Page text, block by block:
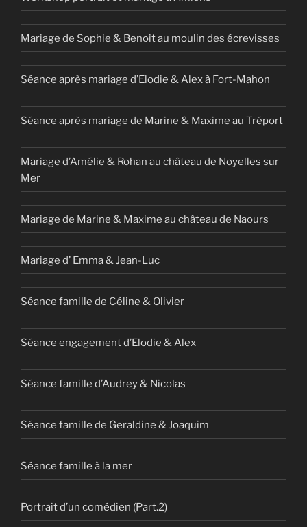
Mariage de Sophie & Benoit au moulin des écrevisses
Séance après mariage d’Elodie & Alex à Fort-Mahon
Séance après mariage de Marine & Maxime au Tréport
Mariage d’Amélie & Rohan au château de Noyelles sur
Mer
Mariage de Marine & Maxime au château de Naours
Mariage d’ Emma & Jean-Luc
Séance famille de Céline & Olivier
Séance engagement d’Elodie & Alex
Séance famille d’Audrey & Nicolas
Séance famille de Geraldine & Joaquim
Séance famille à la mer
Portrait d’un comédien (Part.2)